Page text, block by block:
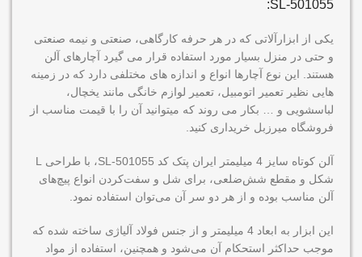
SL-501055:
یکی از ابزارآلاتی که در هر حرفه کارگاهی، صنعتی و نیمه صنعتی
و حتی در منزل بسیار مورد استفاده قرار می گیرد آچارهای آلن
هستند. این نوع آچارها انواع و اندازه های مختلفی دارد که در زمینه
هایی نظیر تعمیر اتومبیل، تعمیر لوازم خانگی مانند یخچال،
لباسشویی و … بکار می روند که میتوانید آن را با قیمت مناسب از
فروشگاه میرزبل خریداری کنید.
آلن کوتاه سایز 4 میلیمتر ایران پتک کد SL-501055، با طراحی L
شکل و مقطع شش‌ضلعی، برای شل و سفت‌کردن انواع پیچ‌های
آلن مناسب بوده و از هر دو سر آن می‌توان استفاده نمود.
این ابزار به ابعاد 4 میلیمتر و از جنس فولاد آلیاژی ساخته شده که
موجب حداکثر استحکام آن می‌شود و همچنین، استفاده از مواد